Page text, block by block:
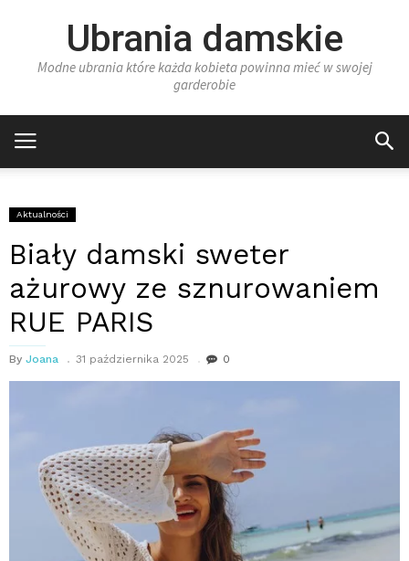
Ubrania damskie
Modne ubrania które każda kobieta powinna mieć w swojej
garderobie
Aktualności
Biały damski sweter
ażurowy ze sznurowaniem
RUE PARIS
By Joana 31 października 2025 0